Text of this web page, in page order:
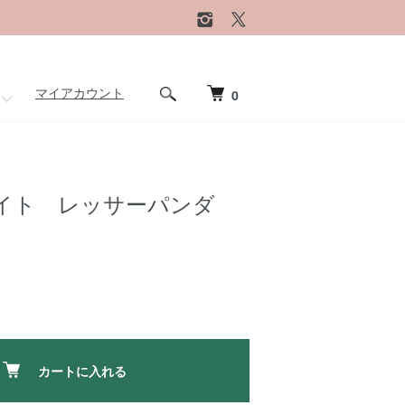
マイアカウント 0
ト レッサーパンダ
カートに入れる